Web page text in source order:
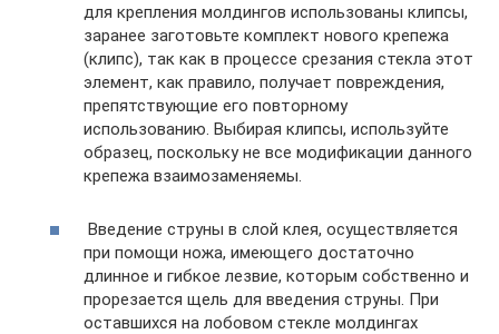
для крепления молдингов использованы клипсы,
заранее заготовьте комплект нового крепежа
(клипс), так как в процессе срезания стекла этот
элемент, как правило, получает повреждения,
препятствующие его повторному
использованию. Выбирая клипсы, используйте
образец, поскольку не все модификации данного
крепежа взаимозаменяемы.
Введение струны в слой клея, осуществляется
при помощи ножа, имеющего достаточно
длинное и гибкое лезвие, которым собственно и
прорезается щель для введения струны. При
оставшихся на лобовом стекле молдингах